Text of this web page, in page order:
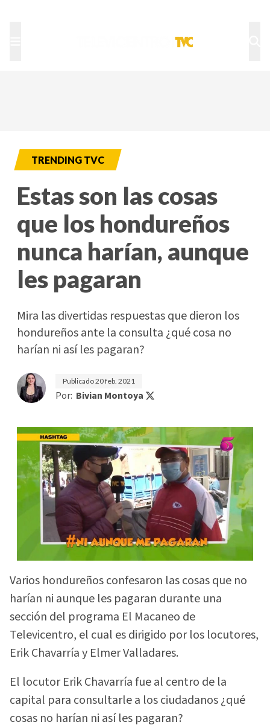
TRENDING TVC
Estas son las cosas
que los hondureños
nunca harían, aunque
les pagaran
Mira las divertidas respuestas que dieron los
hondureños ante la consulta ¿qué cosa no
harían ni así les pagaran?
Publicado20 feb. 2021
Por: Bivian Montoya
Varios hondureños confesaron las cosas que no
harían ni aunque les pagaran durante una
sección del programa El Macaneo de
Televicentro, el cual es dirigido por los locutores,
Erik Chavarría y Elmer Valladares.
El locutor Erik Chavarría fue al centro de la
capital para consultarle a los ciudadanos ¿qué
cosas no harían ni así les pagaran?